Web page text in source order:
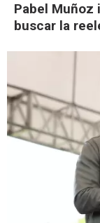
Pabel Muñoz
buscar la